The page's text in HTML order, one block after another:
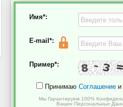
Имя*:
E-mail*:
Пример*:
Принимаю Соглашениеи
Мы Гарантируем 100%
Ваших Персональных